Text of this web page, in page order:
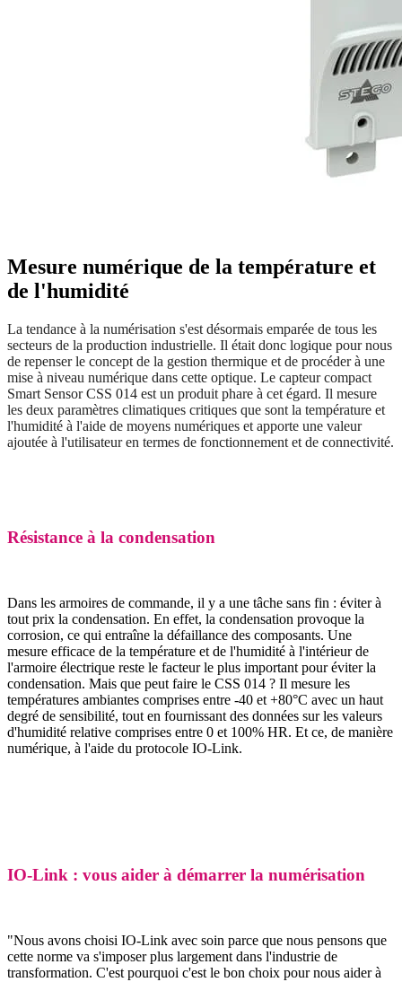
Mesure numérique de la température et
de l'humidité
La tendance à la numérisation s'est désormais emparée de tous les
secteurs de la production industrielle. Il était donc logique pour nous
de repenser le concept de la gestion thermique et de procéder à une
mise à niveau numérique dans cette optique. Le capteur compact
Smart Sensor CSS 014 est un produit phare à cet égard. Il mesure
les deux paramètres climatiques critiques que sont la température et
l'humidité à l'aide de moyens numériques et apporte une valeur
ajoutée à l'utilisateur en termes de fonctionnement et de connectivité.
Résistance à la condensation
Dans les armoires de commande, il y a une tâche sans fin : éviter à
tout prix la condensation. En effet, la condensation provoque la
corrosion, ce qui entraîne la défaillance des composants. Une
mesure efficace de la température et de l'humidité à l'intérieur de
l'armoire électrique reste le facteur le plus important pour éviter la
condensation. Mais que peut faire le CSS 014 ? Il mesure les
températures ambiantes comprises entre -40 et +80°C avec un haut
degré de sensibilité, tout en fournissant des données sur les valeurs
d'humidité relative comprises entre 0 et 100% HR. Et ce, de manière
numérique, à l'aide du protocole IO-Link.
IO-Link : vous aider à démarrer la numérisation
"Nous avons choisi IO-Link avec soin parce que nous pensons que
cette norme va s'imposer plus largement dans l'industrie de
transformation. C'est pourquoi c'est le bon choix pour nous aider à